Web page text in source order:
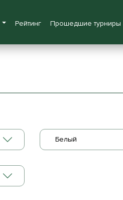
Рейтинг Прошедшие турниры
Белый